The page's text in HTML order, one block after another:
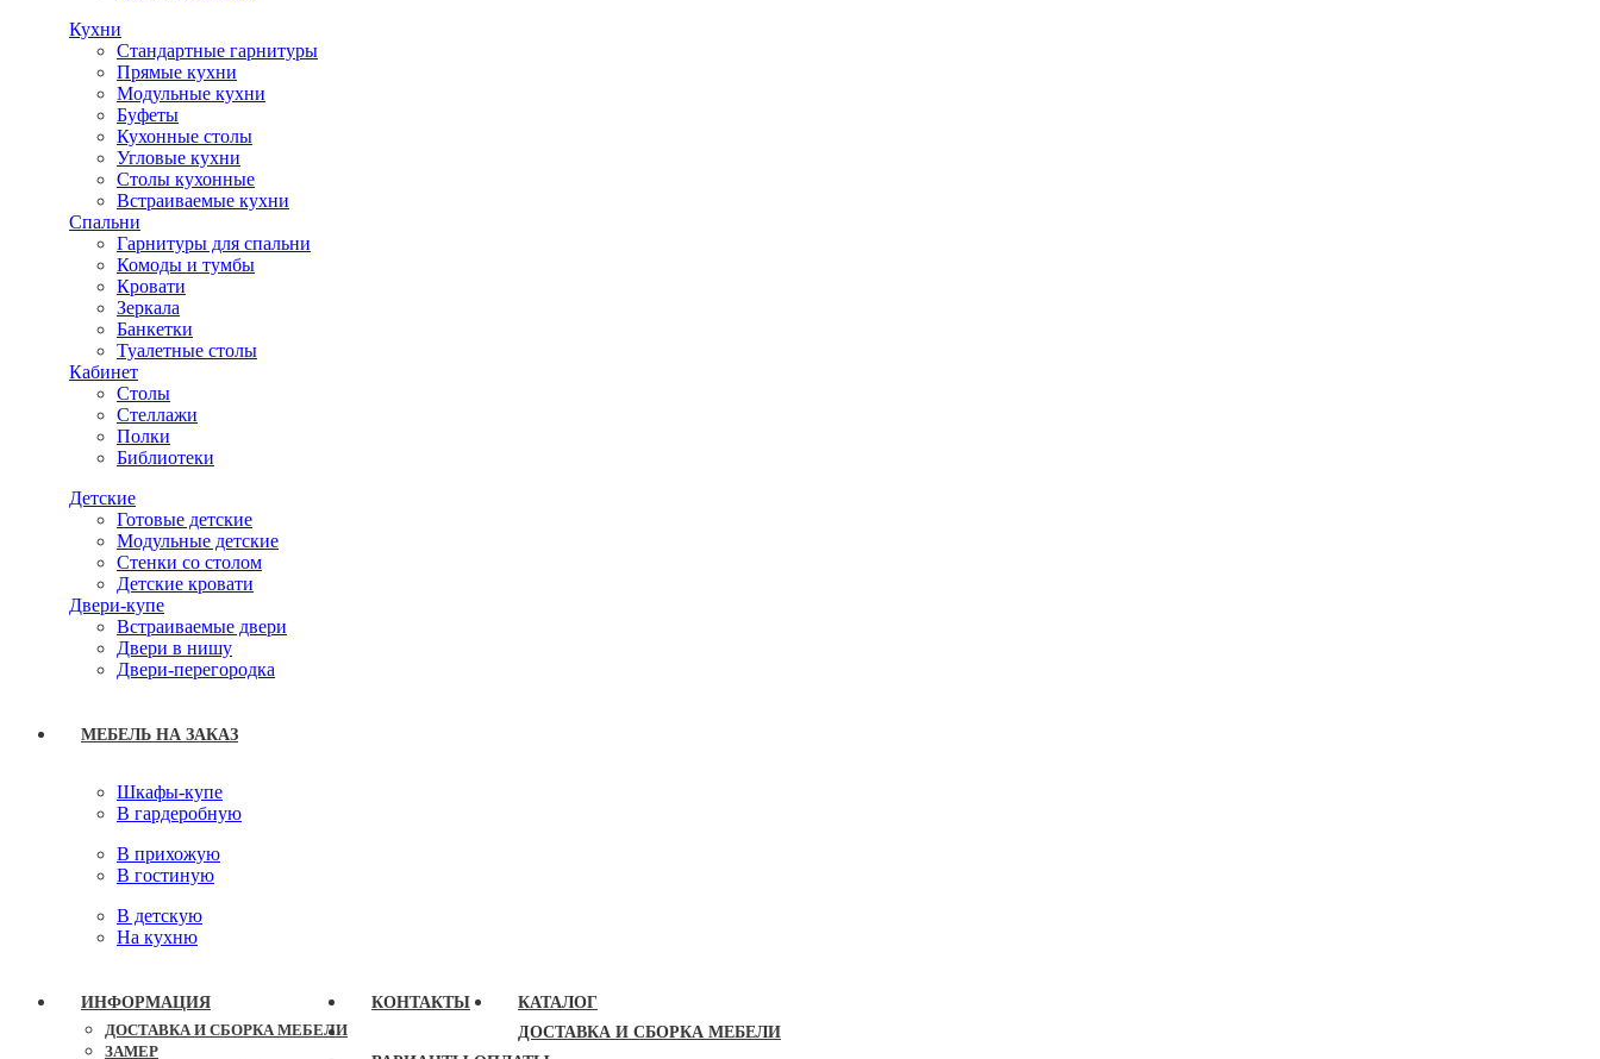
Кухни
Стандартные гарнитуры
Прямые кухни
Модульные кухни
Буфеты
Кухонные столы
Угловые кухни
Столы кухонные
Встраиваемые кухни
Спальни
Гарнитуры для спальни
Комоды и тумбы
Кровати
Зеркала
Банкетки
Туалетные столы
Кабинет
Столы
Стеллажи
Полки
Библиотеки
Детские
Готовые детские
Модульные детские
Стенки со столом
Детские кровати
Двери-купе
Встраиваемые двери
Двери в нишу
Двери-перегородка
МЕБЕЛЬ НА ЗАКАЗ
Шкафы-купе
В гардеробную
В прихожую
В гостиную
В детскую
На кухню
ИНФОРМАЦИЯ
ДОСТАВКА И СБОРКА МЕБЕЛИ
ЗАМЕР
КОНТАКТЫ
КАТАЛОГ
ДОСТАВКА И СБОРКА МЕБЕЛИ